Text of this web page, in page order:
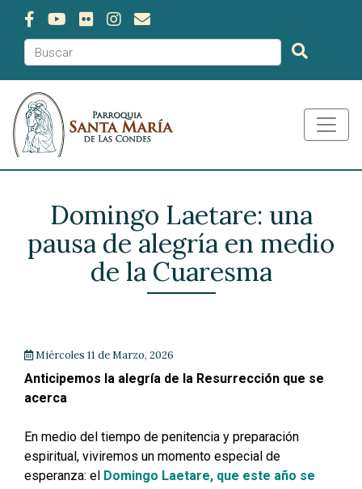
Domingo Laetare: una
pausa de alegría en medio
de la Cuaresma
Miércoles 11 de Marzo, 2026
Anticipemos la alegría de la Resurrección que se
acerca
En medio del tiempo de penitencia y preparación
espiritual, viviremos un momento especial de
esperanza: el Domingo Laetare, que este año se